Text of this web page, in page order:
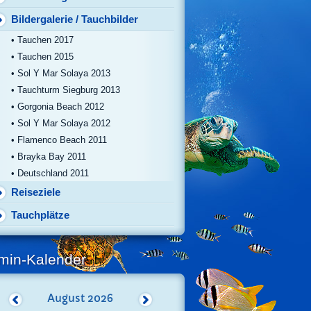
Bildergalerie / Tauchbilder
• Tauchen 2017
• Tauchen 2015
• Sol Y Mar Solaya 2013
• Tauchturm Siegburg 2013
• Gorgonia Beach 2012
• Sol Y Mar Solaya 2012
• Flamenco Beach 2011
• Brayka Bay 2011
• Deutschland 2011
Reiseziele
Tauchplätze
Kalender
August 2026